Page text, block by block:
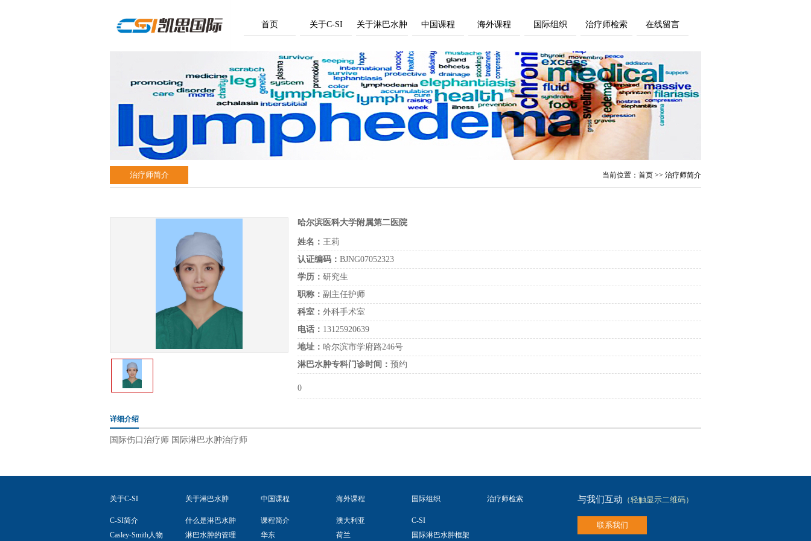
首页 关于C-SI 关于淋巴水肿 中国课程 海外课程 国际组织 治疗师检索 在线留言
治疗师简介 当前位置： 首页 >> 治疗师简介
哈尔滨医科大学附属第二医院
姓名： 王莉
认证编码： BJNG07052323
学历： 研究生
职称： 副主任护师
科室： 外科手术室
电话： 13125920639
地址： 哈尔滨市学府路246号
淋巴水肿专科门诊时间： 预约
0
详细介绍
国际伤口治疗师 国际淋巴水肿治疗师
关于C-SI
C-SI简介
Casley-Smith人物
关于淋巴水肿
什么是淋巴水肿
淋巴水肿的管理
中国课程
课程简介
华东
海外课程
澳大利亚
荷兰
国际组织
C-SI
国际淋巴水肿框架
治疗师检索 与我们互动 （轻触显示二维码）
联系我们